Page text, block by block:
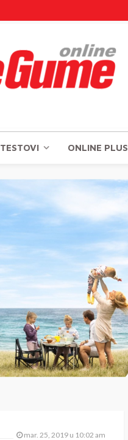
TESTOVI ONLINE PLUS
mar. 25, 2019 u 10:02 am